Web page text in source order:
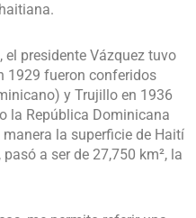
presidente Vázquez tuvo
1929 fueron conferidos
y Trujillo en 1936
la República Dominicana
la superficie de Haití
a ser de 27,750 km², la